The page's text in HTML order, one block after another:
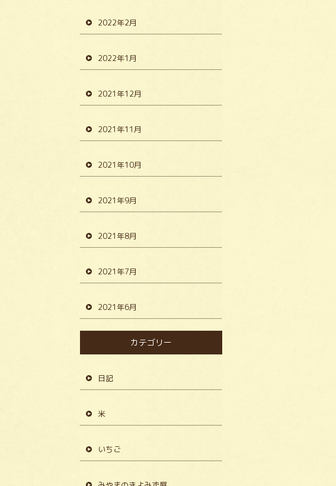
2022年2月
2022年1月
2021年12月
2021年11月
2021年10月
2021年9月
2021年8月
2021年7月
2021年6月
カテゴリー
日記
米
いちご